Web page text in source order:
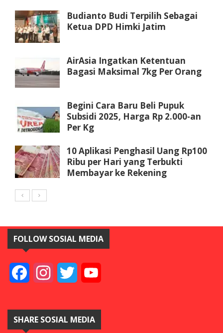
Budianto Budi Terpilih Sebagai
Ketua DPD Himki Jatim
AirAsia Ingatkan Ketentuan
Bagasi Maksimal 7kg Per Orang
Begini Cara Baru Beli Pupuk
Subsidi 2025, Harga Rp 2.000-an
Per Kg
10 Aplikasi Penghasil Uang Rp100
Ribu per Hari yang Terbukti
Membayar ke Rekening
FOLLOW SOSIAL MEDIA
FacebookInstagramTwitter
SHARE SOSIAL MEDIA